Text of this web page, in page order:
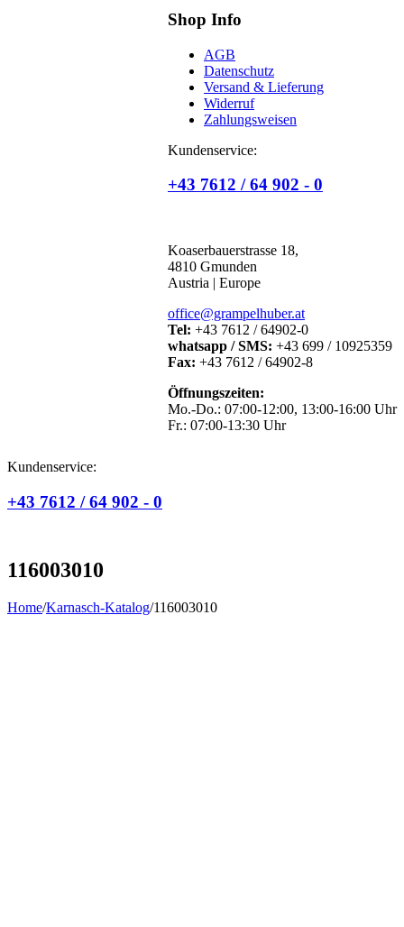
Shop Info
AGB
Datenschutz
Versand & Lieferung
Widerruf
Zahlungsweisen
Kundenservice:
+43 7612 / 64 902 - 0
Koaserbauerstrasse 18,
4810 Gmunden
Austria | Europe
office@grampelhuber.at
Tel: +43 7612 / 64902-0
whatsapp / SMS: +43 699 / 10925359
Fax: +43 7612 / 64902-8
Öffnungszeiten:
Mo.-Do.: 07:00-12:00, 13:00-16:00 Uhr
Fr.: 07:00-13:30 Uhr
Kundenservice:
+43 7612 / 64 902 - 0
116003010
Home/Karnasch-Katalog/116003010